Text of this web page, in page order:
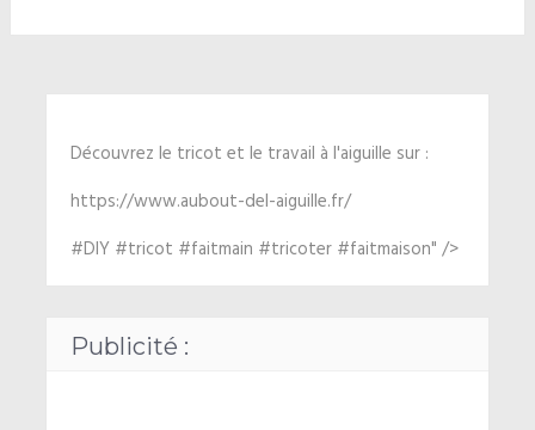
Découvrez le tricot et le travail à l'aiguille sur :
https://www.aubout-del-aiguille.fr/
#DIY #tricot #faitmain #tricoter #faitmaison" />
Publicité :